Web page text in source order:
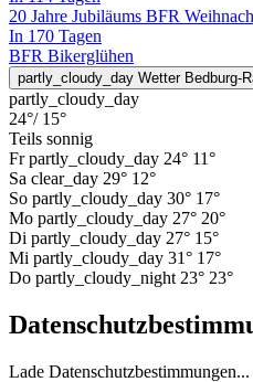
20 Jahre Jubiläums BFR
In 170 Tagen
BFR Bikerglühen
partly_cloudy_day Wetter Bedburg-
partly_cloudy_day
24°/ 15°
Teils sonnig
Fr partly_cloudy_day 24° 11°
Sa clear_day 29° 12°
So partly_cloudy_day 30° 17°
Mo partly_cloudy_day 27° 20°
Di partly_cloudy_day 27° 15°
Mi partly_cloudy_day 31° 17°
Do partly_cloudy_night 23° 23°
Lade Datenschutzbestimmungen...